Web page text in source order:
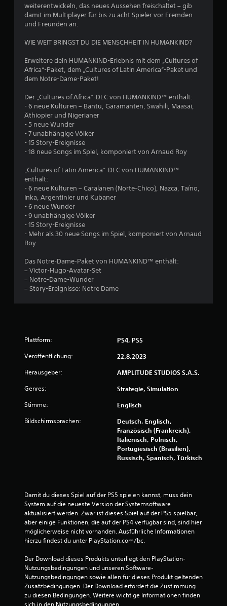
weiterentwickeln, das neues Aussehen freischaltet – gib
damit im Multiplayer für bis zu acht Spieler vor Fremden
und Freunden an.
WIE WEIT BRINGST DU DIE MENSCHHEIT IN HUMANKIND?
Erweitere dein HUMANKIND-Erlebnis mit dem „Cultures of
Africa“-Paket, dem „Cultures of Latin America“-Paket und
dem Notre-Dame-Paket!
Der „Cultures of Africa“-DLC von HUMANKIND™ enthält:
- 6 neue Kulturen – Bantu, Garamanten, Swahili, Maasai,
Äthiopier und Nigerianer
- 5 neue Wunder
- 7 unabhängige Völker
- 15 Story-Ereignisse
- 18 neue Songs im Spiel, komponiert von Arnaud Roy
„Cultures of Latin America“-DLC von HUMANKIND™
enthält:
- 6 neue Kulturen – Caralanen (Norte-Chico), Nazca, Taíno,
Inka, Argentinier und Kubaner
- 6 neue Wunder
- 9 unabhängige Völker
- 15 Story-Ereignisse
- Mehr als 30 neue Songs im Spiel, komponiert von Arnaud
Roy
Das Notre-Dame-Paket von HUMANKIND™ enthält:
– Victor-Hugo-Avatar-Set
– Notre-Dame-Wunder
– Story-Ereignisse: Notre Dame
Plattform: PS4, PS5
Veröffentlichung: 22.8.2023
Herausgeber: AMPLITUDE STUDIOS S.A.S.
Genres: Strategie, Simulation
Stimme: Englisch
Bildschirmsprachen:
Deutsch, Englisch,
Französisch (Frankreich),
Italienisch, Polnisch,
Portugiesisch (Brasilien),
Russisch, Spanisch, Türkisch
Damit du dieses Spiel auf der PS5 spielen kannst, muss dein
System auf die neueste Version der Systemsoftware
aktualisiert werden. Zwar ist dieses Spiel auf der PS5 spielbar,
aber einige Funktionen, die auf der PS4 verfügbar sind, sind hier
möglicherweise nicht vorhanden. Ausführliche Informationen
hierzu findest du unter PlayStation.com/bc.
Der Download dieses Produkts unterliegt den PlayStation-
Nutzungsbedingungen und unseren Software-
Nutzungsbedingungen sowie allen für dieses Produkt geltenden
Zusatzbedingungen. Der Download erfordert die Zustimmung
zu diesen Bedingungen. Weitere wichtige Informationen finden
sich in den Nutzungsbedingungen.